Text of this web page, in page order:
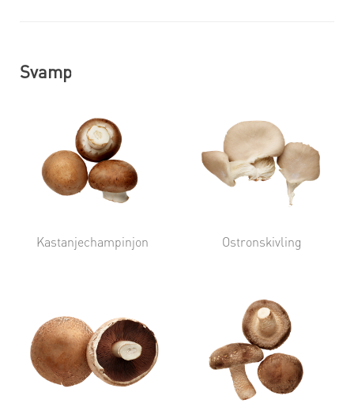
Svamp
Kastanjechampinjon Ostronskivling